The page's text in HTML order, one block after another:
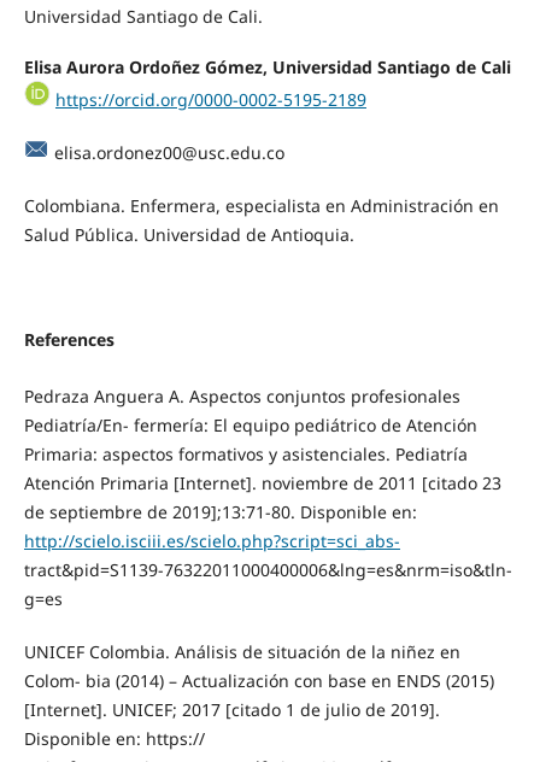
Universidad Santiago de Cali.
Elisa Aurora Ordoñez Gómez, Universidad Santiago de Cali
https://orcid.org/0000-0002-5195-2189
elisa.ordonez00@usc.edu.co
Colombiana. Enfermera, especialista en Administración en
Salud Pública. Universidad de Antioquia.
References
Pedraza Anguera A. Aspectos conjuntos profesionales
Pediatría/En- fermería: El equipo pediátrico de Atención
Primaria: aspectos formativos y asistenciales. Pediatría
Atención Primaria [Internet]. noviembre de 2011 [citado 23
de septiembre de 2019];13:71-80. Disponible en:
http://scielo.isciii.es/scielo.php?script=sci_abs-
tract&pid=S1139-76322011000400006&lng=es&nrm=iso&tln-
g=es
UNICEF Colombia. Análisis de situación de la niñez en
Colom- bia (2014) – Actualización con base en ENDS (2015)
[Internet]. UNICEF; 2017 [citado 1 de julio de 2019].
Disponible en: https://